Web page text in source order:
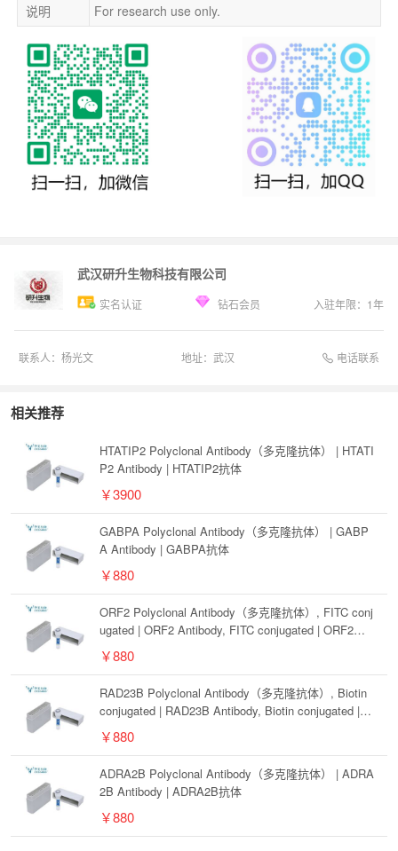
说明
For research use only.
武汉研升生物科技有限公司
实名认证 钻石会员 入驻年限： 1年
联系人： 杨光文 地址： 武汉 电话联系
相关推荐
HTATIP2 Polyclonal Antibody（多克隆抗体） | HTATI
P2 Antibody | HTATIP2抗体
￥3900
GABPA Polyclonal Antibody（多克隆抗体） | GABP
A Antibody | GABPA抗体
￥880
ORF2 Polyclonal Antibody（多克隆抗体）, FITC conj
ugated | ORF2 Antibody, FITC conjugated | ORF2抗
￥880
RAD23B Polyclonal Antibody（多克隆抗体）, Biotin
conjugated | RAD23B Antibody, Biotin conjugated | R
￥880
ADRA2B Polyclonal Antibody（多克隆抗体） | ADRA
2B Antibody | ADRA2B抗体
￥880